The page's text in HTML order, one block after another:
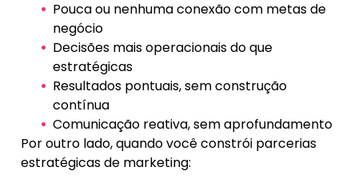
Pouca ou nenhuma conexão com metas de
negócio
Decisões mais operacionais do que
estratégicas
Resultados pontuais, sem construção
contínua
Comunicação reativa, sem aprofundamento
Por outro lado, quando você constrói parcerias
estratégicas de marketing: